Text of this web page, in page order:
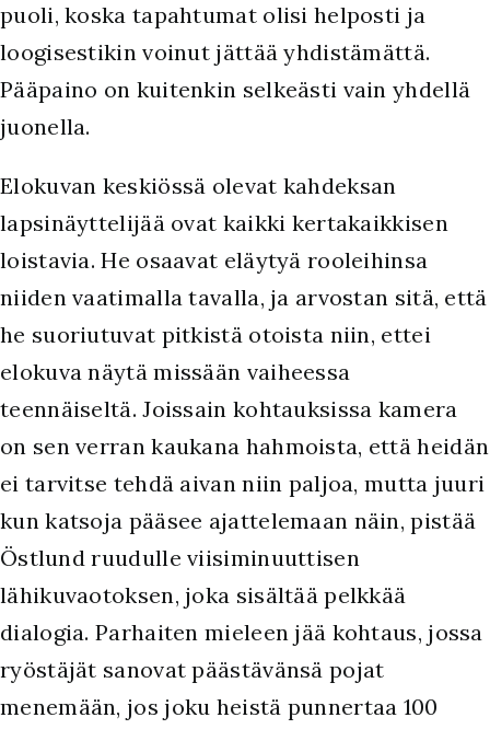
puoli, koska tapahtumat olisi helposti ja
loogisestikin voinut jättää yhdistämättä.
Pääpaino on kuitenkin selkeästi vain yhdellä
juonella.
Elokuvan keskiössä olevat kahdeksan
lapsinäyttelijää ovat kaikki kertakaikkisen
loistavia. He osaavat eläytyä rooleihinsa
niiden vaatimalla tavalla, ja arvostan sitä, että
he suoriutuvat pitkistä otoista niin, ettei
elokuva näytä missään vaiheessa
teennäiseltä. Joissain kohtauksissa kamera
on sen verran kaukana hahmoista, että heidän
ei tarvitse tehdä aivan niin paljoa, mutta juuri
kun katsoja pääsee ajattelemaan näin, pistää
Östlund ruudulle viisiminuuttisen
lähikuvaotoksen, joka sisältää pelkkää
dialogia. Parhaiten mieleen jää kohtaus, jossa
ryöstäjät sanovat päästävänsä pojat
menemään, jos joku heistä punnertaa 100